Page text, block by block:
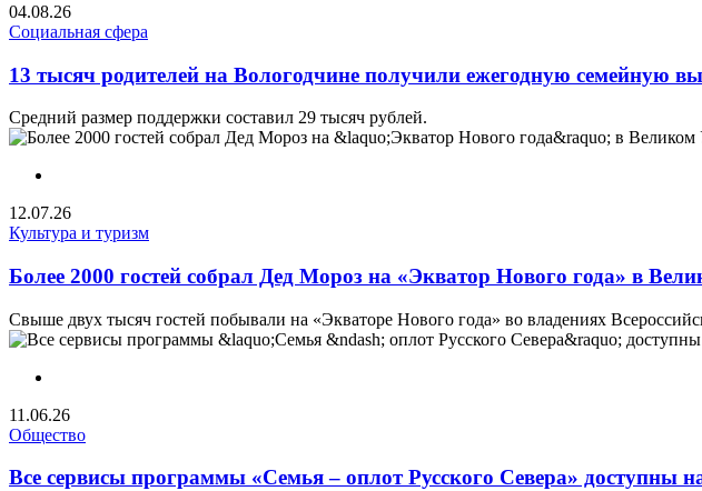
04.08.26
Социальная сфера
13 тысяч родителей на Вологодчине получили ежегодную семейную
Средний размер поддержки составил 29 тысяч рублей.
12.07.26
Культура и туризм
Более 2000 гостей собрал Дед Мороз на «Экватор Нового года» в
Свыше двух тысяч гостей побывали на «Экваторе Нового года» во владениях
11.06.26
Общество
Все сервисы программы «Семья – оплот Русского Севера» доступны